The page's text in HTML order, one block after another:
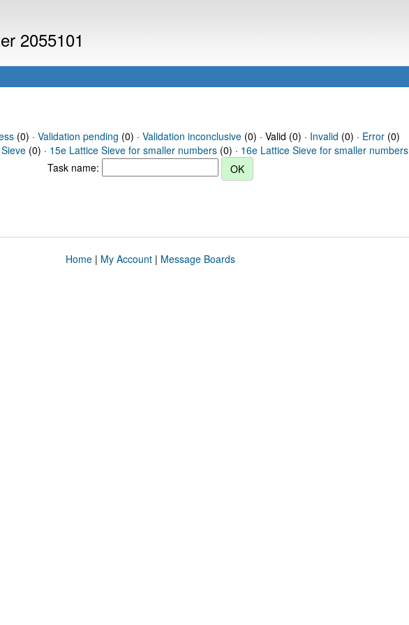
2055101
(0) · Validation pending (0) · Validation inconclusive(0) · Valid (0) · Invalid (0) · Error(0)
(0) · 15e Lattice Sieve for smaller numbers (0) · 16e Lattice Sieve for smaller numbers
Task name:
Home| My Account| Message Boards